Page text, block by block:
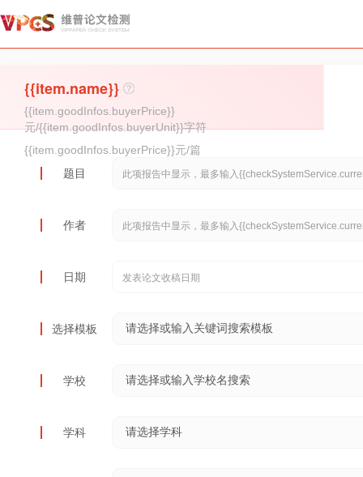
{{item.name}}
{{item.goodInfos.buyerPrice}}
元/{{item.goodInfos.buyerUnit}}字符
{{item.goodInfos.buyerPrice}}元/篇
题目
作者
日期
选择模板
学校
学科